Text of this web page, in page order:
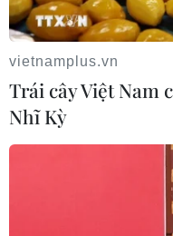
Campuchia muốn
Sap để quản lý tài
vietnamplus.vn
Trái cây Việt Nam
Nhĩ Kỳ